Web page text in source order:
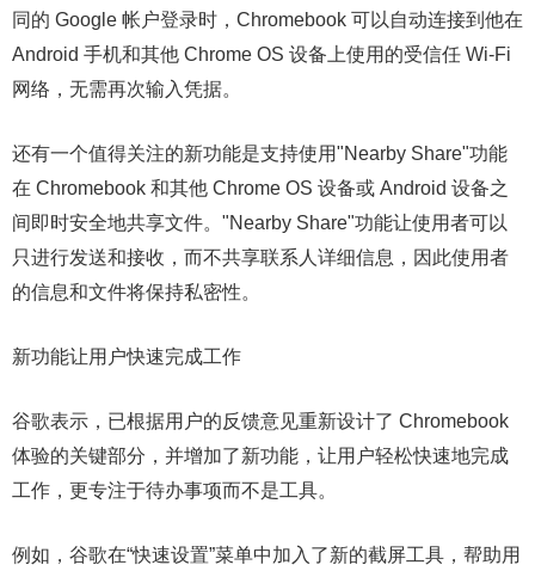
同的 Google 帐户登录时，Chromebook 可以自动连接到他在
Android 手机和其他 Chrome OS 设备上使用的受信任 Wi-Fi
网络，无需再次输入凭据。
还有一个值得关注的新功能是支持使用"Nearby Share"功能
在 Chromebook 和其他 Chrome OS 设备或 Android 设备之
间即时安全地共享文件。"Nearby Share"功能让使用者可以
只进行发送和接收，而不共享联系人详细信息，因此使用者
的信息和文件将保持私密性。
新功能让用户快速完成工作
谷歌表示，已根据用户的反馈意见重新设计了 Chromebook
体验的关键部分，并增加了新功能，让用户轻松快速地完成
工作，更专注于待办事项而不是工具。
例如，谷歌在“快速设置”菜单中加入了新的截屏工具，帮助用